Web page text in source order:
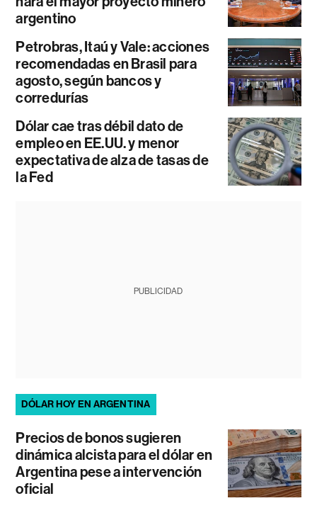
argentino
Petrobras, Itaú y Vale: acciones
recomendadas en Brasil para
agosto, según bancos y
corredurías
Dólar cae tras débil dato de
empleo en EE.UU. y menor
expectativa de alza de tasas de
la Fed
PUBLICIDAD
DÓLAR HOY EN ARGENTINA
Precios de bonos sugieren
dinámica alcista para el dólar en
Argentina pese a intervención
oficial